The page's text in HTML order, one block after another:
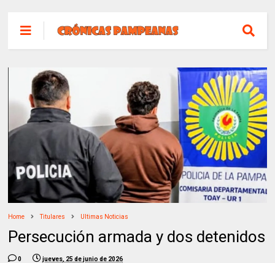
Home Titulares Ultimas Noticias
Persecución armada y dos detenidos
0 jueves, 25 de junio de 2026